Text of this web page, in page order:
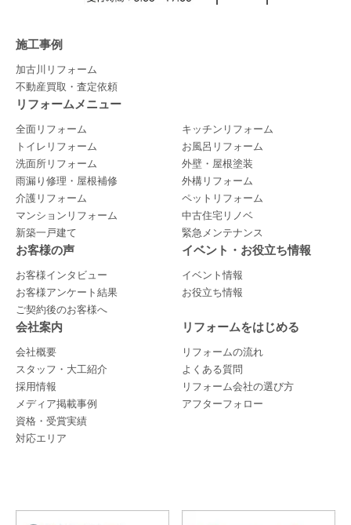
施工事例
加古川リフォーム
不動産買取・査定依頼
リフォームメニュー
全面リフォーム
キッチンリフォーム
トイレリフォーム
お風呂リフォーム
洗面所リフォーム
外壁・屋根塗装
雨漏り修理・屋根補修
外構リフォーム
介護リフォーム
ペットリフォーム
マンションリフォーム
中古住宅リノベ
新築一戸建て
緊急メンテナンス
お客様の声
お客様インタビュー
お客様アンケート結果
ご契約後のお客様へ
イベント・お役立ち情報
イベント情報
お役立ち情報
会社案内
会社概要
スタッフ・大工紹介
採用情報
メディア掲載事例
資格・受賞実績
対応エリア
リフォームをはじめる
リフォームの流れ
よくある質問
リフォーム会社の選び方
アフターフォロー